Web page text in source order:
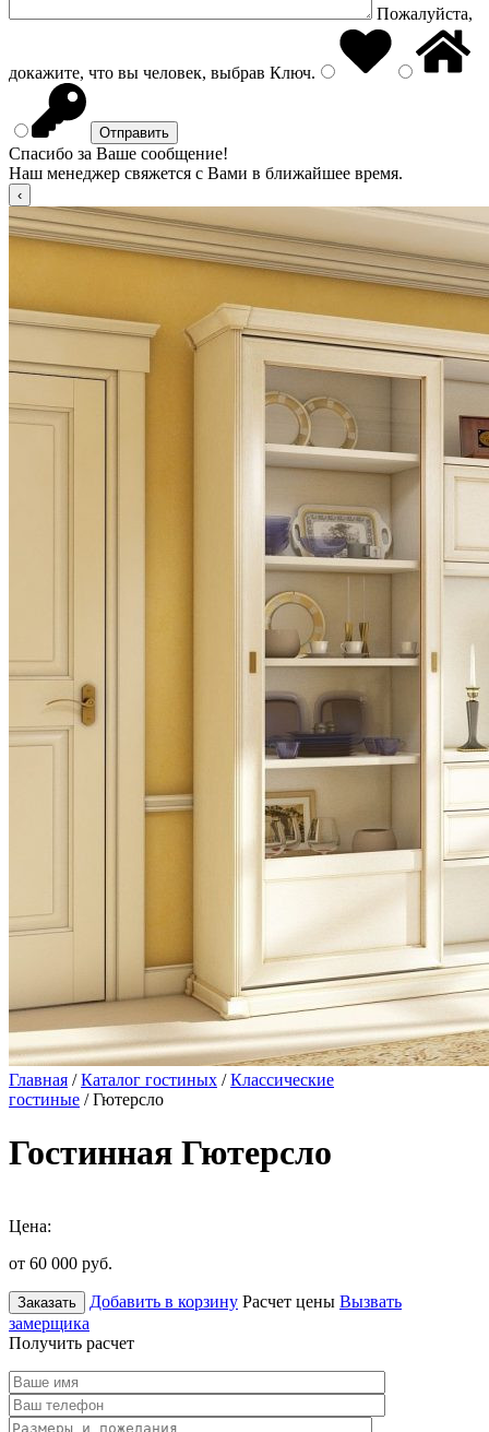
Пожалуйста,
докажите, что вы человек, выбрав Ключ.
Спасибо за Ваше сообщение!
Наш менеджер свяжется с Вами в ближайшее время.
Главная /Каталог гостиных /Классические
гостиные / Гютерсло
Гостинная Гютерсло
Цена:
от 60 000 руб.
Заказать Добавить в корзину Расчет цены Вызвать
замерщика
Получить расчет